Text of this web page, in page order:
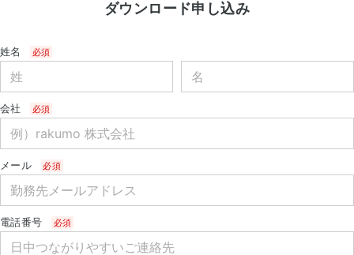
ダウンロード申し込み
姓名
会社
メール
電話番号